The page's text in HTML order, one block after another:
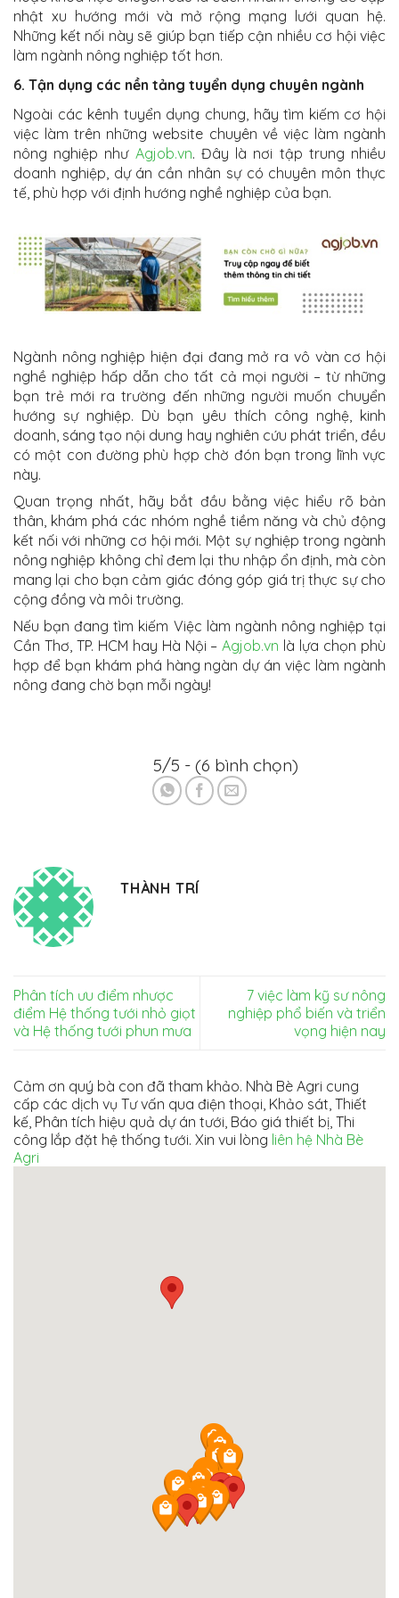
nhật xu hướng mới và mở rộng mạng lưới quan hệ.
Những kết nối này sẽ giúp bạn tiếp cận nhiều cơ hội việc
làm ngành nông nghiệp tốt hơn.
6. Tận dụng các nền tảng tuyển dụng chuyên ngành
Ngoài các kênh tuyển dụng chung, hãy tìm kiếm cơ hội
việc làm trên những website chuyên về việc làm ngành
nông nghiệp như Agjob.vn. Đây là nơi tập trung nhiều
doanh nghiệp, dự án cần nhân sự có chuyên môn thực
tế, phù hợp với định hướng nghề nghiệp của bạn.
Ngành nông nghiệp hiện đại đang mở ra vô vàn cơ hội
nghề nghiệp hấp dẫn cho tất cả mọi người – từ những
bạn trẻ mới ra trường đến những người muốn chuyển
hướng sự nghiệp. Dù bạn yêu thích công nghệ, kinh
doanh, sáng tạo nội dung hay nghiên cứu phát triển, đều
có một con đường phù hợp chờ đón bạn trong lĩnh vực
này.
Quan trọng nhất, hãy bắt đầu bằng việc hiểu rõ bản
thân, khám phá các nhóm nghề tiềm năng và chủ động
kết nối với những cơ hội mới. Một sự nghiệp trong ngành
nông nghiệp không chỉ đem lại thu nhập ổn định, mà còn
mang lại cho bạn cảm giác đóng góp giá trị thực sự cho
cộng đồng và môi trường.
Nếu bạn đang tìm kiếm Việc làm ngành nông nghiệp tại
Cần Thơ, TP. HCM hay Hà Nội –Agjob.vn là lựa chọn phù
hợp để bạn khám phá hàng ngàn dự án việc làm ngành
nông đang chờ bạn mỗi ngày!
5/5 - (6 bình chọn)
THÀNH TRÍ
Phân tích ưu điểm nhược
điểm Hệ thống tưới nhỏ giọt
và Hệ thống tưới phun mưa
7 việc làm kỹ sư nông
nghiệp phổ biến và triển
vọng hiện nay
Cảm ơn quý bà con đã tham khảo. Nhà Bè Agri cung
cấp các dịch vụ Tư vấn qua điện thoại, Khảo sát, Thiết
kế, Phân tích hiệu quả dự án tưới, Báo giá thiết bị, Thi
công lắp đặt hệ thống tưới. Xin vui lòng liên hệ Nhà Bè
Agri